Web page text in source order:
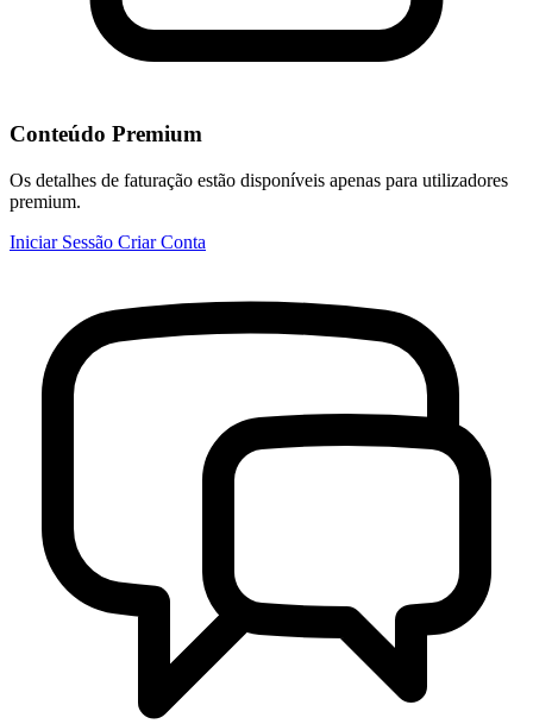
Conteúdo Premium
Os detalhes de faturação estão disponíveis apenas para utilizadores
premium.
Iniciar Sessão Criar Conta